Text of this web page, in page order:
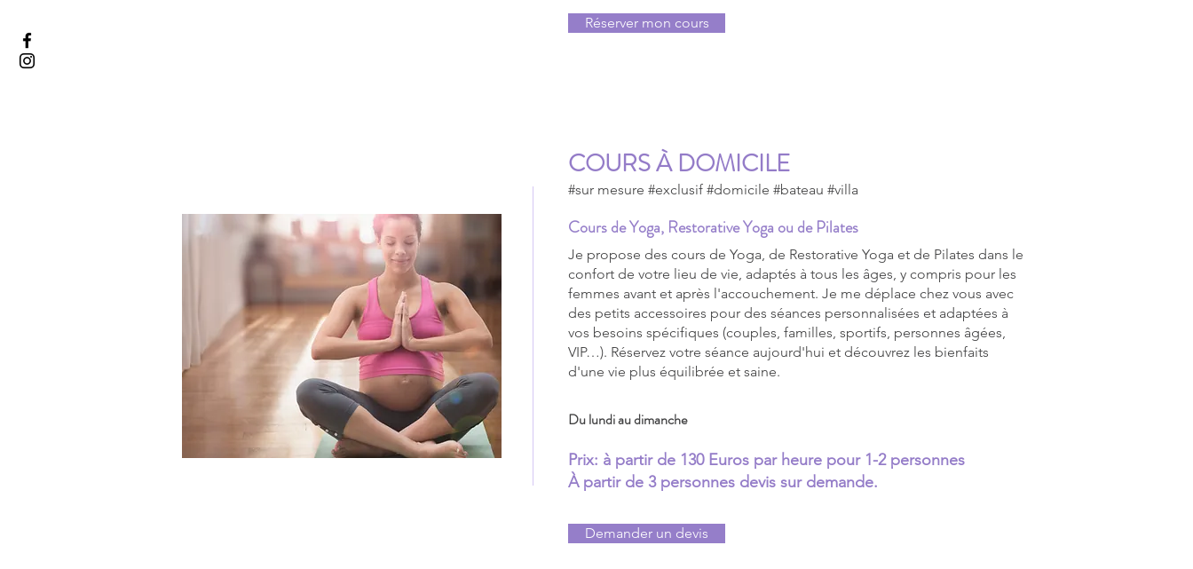
Réserver mon cours
COURS À DOMICILE
#sur mesure #exclusif #domicile #bateau #villa
Cours de Yoga, Restorative Yoga ou de Pilates
Je propose des cours de Yoga, de Restorative Yoga et de Pilates dans le
confort de votre lieu de vie, adaptés à tous les âges, y compris pour les
femmes avant et après l'accouchement. Je me déplace chez vous avec
des petits accessoires pour des séances personnalisées et adaptées à
vos besoins spécifiques (couples, familles, sportifs, personnes âgées,
VIP…). Réservez votre séance aujourd'hui et découvrez les bienfaits
d'une vie plus équilibrée et saine.
Du lundi au dimanche
Prix: à partir de 130 Euros par heure pour 1-2 personnes
À partir de 3 personnes devis sur demande.
Demander un devis